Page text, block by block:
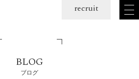
ニュー
を
recruit
BLOG
ブログ